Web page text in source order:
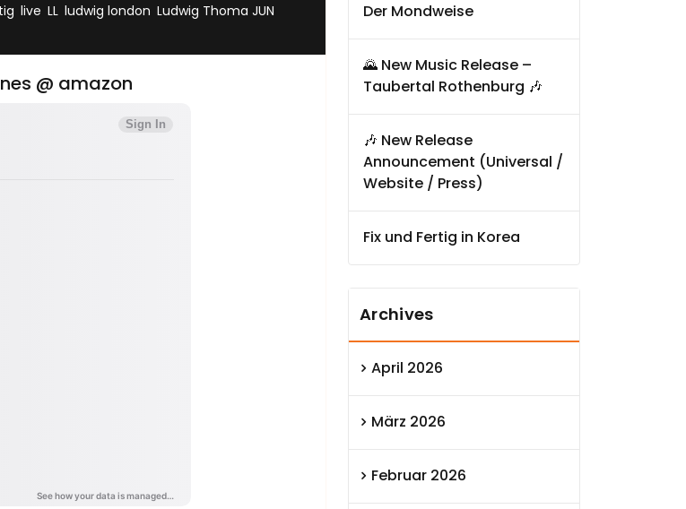
live LL ludwig london Ludwig Thoma JUN
@ amazon
Der Mondweise
🌄 New Music Release –
Taubertal Rothenburg 🎶
🎶 New Release
Announcement (Universal /
Website / Press)
Fix und Fertig in Korea
Archives
April 2026
März 2026
Februar 2026